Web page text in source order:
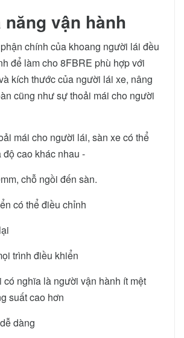
năng vận hành
chính của khoang người lái đều
để làm cho 8FBRE phù hợp với
kích thước của người lái xe, nâng
cũng như sự thoải mái cho người
mái cho người lái, sàn xe có thể
cao khác nhau -
chỗ ngồi đến sàn.
có thể điều chỉnh
trình điều khiển
có nghĩa là người vận hành ít mệt
suất cao hơn
dàng